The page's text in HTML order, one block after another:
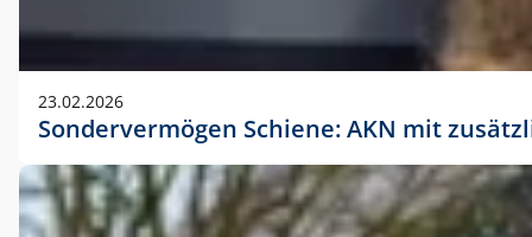
23.02.2026
Sondervermögen Schiene: AKN mit